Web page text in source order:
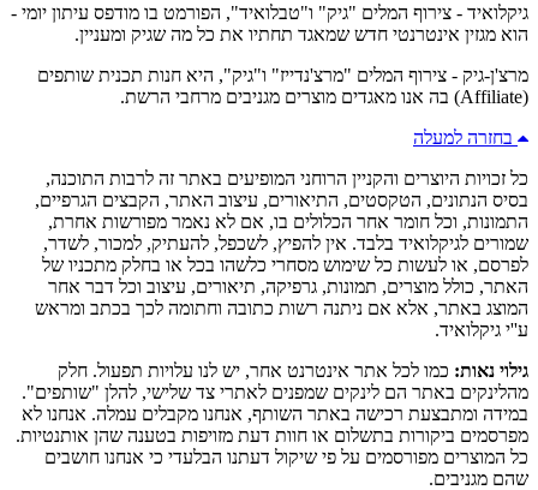
גיקלואיד - צירוף המלים "גיק" ו"טבלואיד", הפורמט בו מודפס עיתון יומי -
הוא מגזין אינטרנטי חדש שמאגד תחתיו את כל מה שגיק ומעניין.
מרצ'ן-גיק - צירוף המלים "מרצ'נדייז" ו"גיק", היא חנות תכנית שותפים
(Affiliate) בה אנו מאגדים מוצרים מגניבים מרחבי הרשת.
בחזרה למעלה
כל זכויות היוצרים והקניין הרוחני המופיעים באתר זה לרבות התוכנה,
בסיס הנתונים, הטקסטים, התיאורים, עיצוב האתר, הקבצים הגרפיים,
התמונות, וכל חומר אחר הכלולים בו, אם לא נאמר מפורשות אחרת,
שמורים לגיקלואיד בלבד. אין להפיץ, לשכפל, להעתיק, למכור, לשדר,
לפרסם, או לעשות כל שימוש מסחרי כלשהו בכל או בחלק מתכניו של
האתר, כולל מוצרים, תמונות, גרפיקה, תיאורים, עיצוב וכל דבר אחר
המוצג באתר, אלא אם ניתנה רשות כתובה וחתומה לכך בכתב ומראש
ע''י גיקלואיד.
גילוי נאות: כמו לכל אתר אינטרנט אחר, יש לנו עלויות תפעול. חלק
מהלינקים באתר הם לינקים שמפנים לאתרי צד שלישי, להלן "שותפים".
במידה ומתבצעת רכישה באתר השותף, אנחנו מקבלים עמלה. אנחנו לא
מפרסמים ביקורות בתשלום או חוות דעת מזויפות בטענה שהן אותנטיות.
כל המוצרים מפורסמים על פי שיקול דעתנו הבלעדי כי אנחנו חושבים
שהם מגניבים.